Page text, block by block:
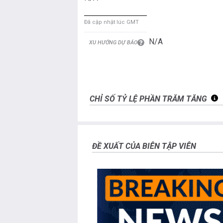
Đã cập nhật lúc GMT
XU HƯỚNG DỰ BÁO N/A
CHỈ SỐ TỶ LỆ PHẦN TRĂM TĂNG
ĐỀ XUẤT CỦA BIÊN TẬP VIÊN